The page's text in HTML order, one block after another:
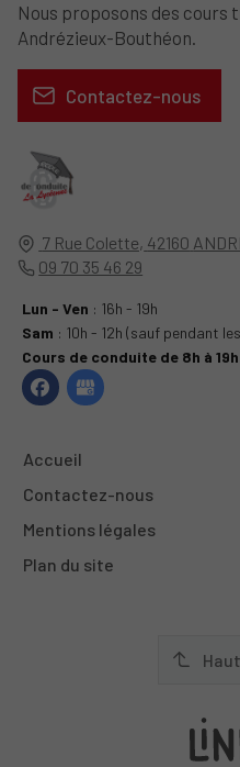
7 Rue Colette, 42160
09 70 35 46 29
Lun - Ven : 16h - 19h
Sam : 10h - 12h (sauf pendant
Cours de conduite de 8h à 19h
Accueil
Contactez-nous
Mentions légales
Plan du site
Nous proposons des cours
Andrézieux-Bouthéon.
Contactez-nous